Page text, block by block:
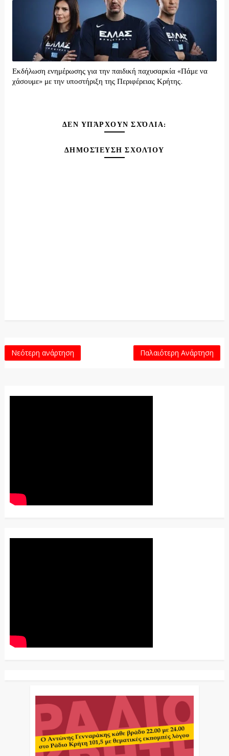
Εκδήλωση ενημέρωσης για την παιδική παχυσαρκία «Πάμε να
χάσουμε» με την υποστήριξη της Περιφέρειας Κρήτης.
ΔΕΝ ΥΠΆΡΧΟΥΝ ΣΧΌΛΙΑ:
ΔΗΜΟΣΊΕΥΣΗ ΣΧΟΛΊΟΥ
Νεότερη ανάρτηση Παλαιότερη Ανάρτηση